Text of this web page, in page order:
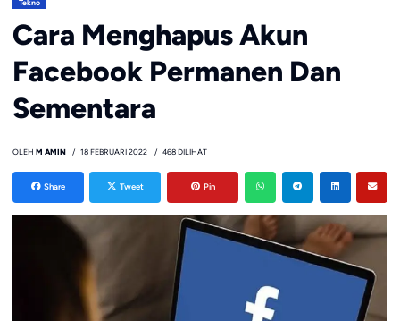
Tekno
Cara Menghapus Akun
Facebook Permanen Dan
Sementara
OLEH M AMIN 18 FEBRUARI 2022 468 DILIHAT
Share Tweet Pin